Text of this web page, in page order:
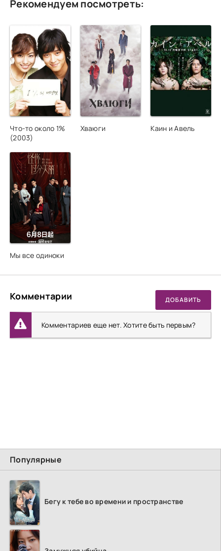
Популярные
Бегу к тебе во времени и пространстве
Рекомендуем посмотреть:
Что-то около 1%
(2003)
Хваюги Каин и Авель
Мы все одиноки
Комментарии ДОБАВИТЬ
Комментариев еще нет. Хотите быть первым?